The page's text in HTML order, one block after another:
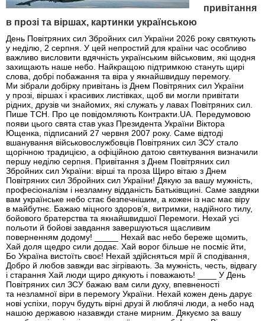
привітання
в прозі та віршах, картинки українською
День Повітряних сил Збройних сил України 2026 року святкують
у неділю, 2 серпня. У цей непростий для країни час особливо
важливо висловити вдячність українським військовим, які щодня
захищають наше небо. Найкращою підтримкою стануть щирі
слова, добрі побажання та віра у якнайшвидшу перемогу.
Ми зібрали добірку привітань із Днем Повітряних сил України
у прозі, віршах і красивих листівках, щоб ви могли привітати
рідних, друзів чи знайомих, які служать у лавах Повітряних сил.
Пише ТСН. Про це повідомляють Контракти.UA. Передумовою
появи цього свята став указ Президента України Віктора
Ющенка, підписаний 27 червня 2007 року. Саме відтоді
вшанування військовослужбовців Повітряних сил ЗСУ стало
щорічною традицією, а офіційною датою святкування визначили
першу неділю серпня. Привітання з Днем Повітряних сил
Збройних сил України: вірші та проза Щиро вітаю з Днем
Повітряних сил Збройних сил України! Дякую за вашу мужність,
професіоналізм і незламну відданість Батьківщині. Саме завдяки
вам українське небо стає безпечнішим, а кожен із нас має віру
в майбутнє. Бажаю міцного здоров’я, витримки, надійного тилу,
бойового братерства та якнайшвидшої Перемоги. Нехай усі
польоти й бойові завдання завершуються щасливим
поверненням додому! _____ Нехай вас небо береже щомить,
Хай доля щедро сили додає. Хай ворог більше не посміє йти,
Бо Україна вистоїть своє! Нехай здійсняться мрії й сподівання,
Добро й любов завжди вас зігрівають. За мужність, честь, відвагу
і старання Хай люди щиро дякують і поважають! ____ У День
Повітряних сил ЗСУ бажаю вам сили духу, впевненості
та незламної віри в перемогу України. Нехай кожен день дарує
нові успіхи, поруч будуть вірні друзі й люблячі люди, а небо над
нашою державою назавжди стане мирним. Дякуємо за вашу